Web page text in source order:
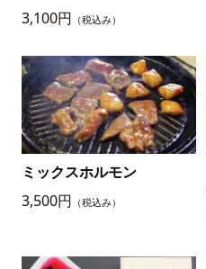
3,100円 （税込み）
ミックスホルモン
3,500円 （税込み）